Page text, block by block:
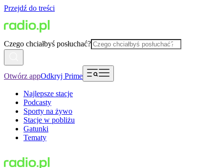
Przejdź do treści
Czego chciałbyś posłuchać?
Otwórz appOdkryj Prime
Najlepsze stacje
Podcasty
Sporty na żywo
Stacje w pobliżu
Gatunki
Tematy